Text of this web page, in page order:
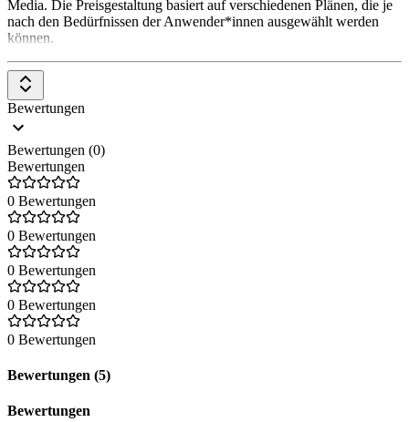
Media. Die Preisgestaltung basiert auf verschiedenen Plänen, die je
nach den Bedürfnissen der Anwender*innen ausgewählt werden
können.
Bewertungen
Bewertungen (0)
Bewertungen
0 Bewertungen
0 Bewertungen
0 Bewertungen
0 Bewertungen
0 Bewertungen
Bewertungen (5)
Bewertungen